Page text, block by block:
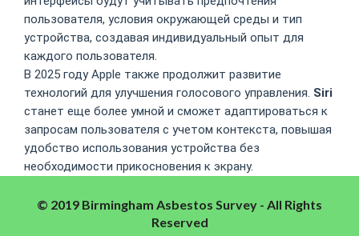
пользователя, условия окружающей среды и тип
устройства, создавая индивидуальный опыт для
каждого пользователя.
В 2025 году Apple также продолжит развитие
технологий для улучшения голосового управления. Siri
станет еще более умной и сможет адаптироваться к
запросам пользователя с учетом контекста, повышая
удобство использования устройства без
необходимости прикосновения к экрану.
© 2019 Birmingham Asbestos Survey - All Rights
Reserved